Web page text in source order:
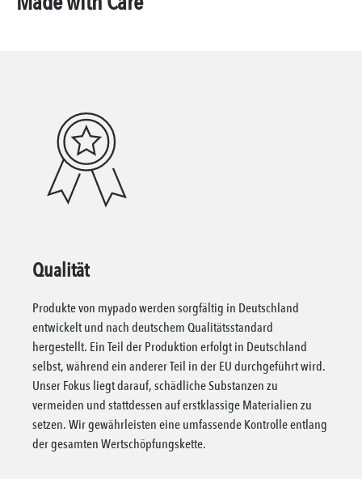
Qualität
Produkte von mypado werden sorgfältig in Deutschland
entwickelt und nach deutschem Qualitätsstandard
hergestellt. Ein Teil der Produktion erfolgt in Deutschland
selbst, während ein anderer Teil in der EU durchgeführt wird.
Unser Fokus liegt darauf, schädliche Substanzen zu
vermeiden und stattdessen auf erstklassige Materialien zu
setzen. Wir gewährleisten eine umfassende Kontrolle entlang
der gesamten Wertschöpfungskette.